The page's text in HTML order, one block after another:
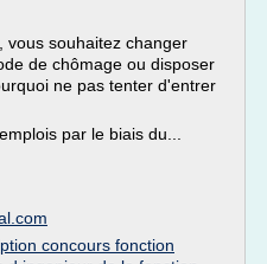
vous souhaitez changer
de chômage ou disposer
ne pas tenter d'entrer
par le biais du...
concours fonction